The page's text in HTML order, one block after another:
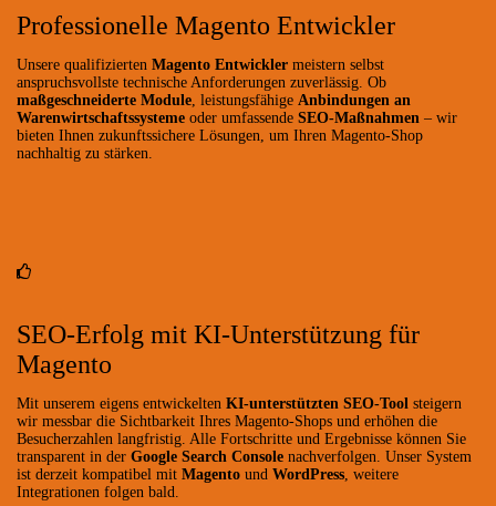
Professionelle Magento Entwickler
Unsere qualifizierten Magento Entwickler meistern selbst
anspruchsvollste technische Anforderungen zuverlässig. Ob
maßgeschneiderte Module , leistungsfähige Anbindungen an
Warenwirtschaftssysteme oder umfassende SEO-Maßnahmen – wir
bieten Ihnen zukunftssichere Lösungen, um Ihren Magento-Shop
nachhaltig zu stärken.
SEO-Erfolg mit KI-Unterstützung für
Magento
Mit unserem eigens entwickelten KI-unterstützten SEO-Tool steigern
wir messbar die Sichtbarkeit Ihres Magento-Shops und erhöhen die
Besucherzahlen langfristig. Alle Fortschritte und Ergebnisse können Sie
transparent in der Google Search Console nachverfolgen. Unser System
ist derzeit kompatibel mit Magento und WordPress , weitere
Integrationen folgen bald.